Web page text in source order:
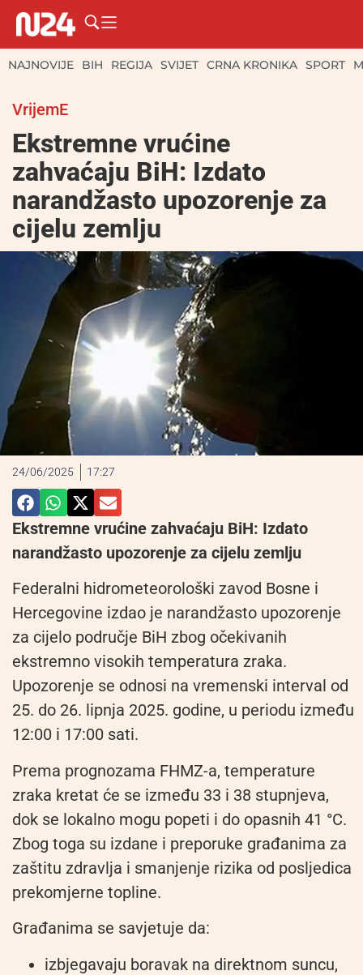
NAJNOVIJE BIH REGIJA SVIJET CRNA KRONIKA SPORT
VrijemE
Ekstremne vrućine
zahvaćaju BiH: Izdato
narandžasto upozorenje za
cijelu zemlju
24/06/2025 17:27
Ekstremne vrućine zahvaćaju BiH: Izdato
narandžasto upozorenje za cijelu zemlju
Federalni hidrometeorološki zavod Bosne i
Hercegovine izdao je narandžasto upozorenje
za cijelo područje BiH zbog očekivanih
ekstremno visokih temperatura zraka.
Upozorenje se odnosi na vremenski interval od
25. do 26. lipnja 2025. godine, u periodu između
12:00 i 17:00 sati.
Prema prognozama FHMZ-a, temperature
zraka kretat će se između 33 i 38 stupnjeva,
dok se lokalno mogu popeti i do opasnih 41 °C.
Zbog toga su izdane i preporuke građanima za
zaštitu zdravlja i smanjenje rizika od posljedica
prekomjerne topline.
Građanima se savjetuje da:
izbjegavaju boravak na direktnom suncu,